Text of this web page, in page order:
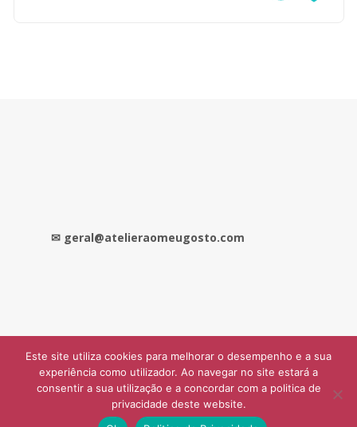
✉ geral@atelieraomeugosto.com
© Atelier Ao Meu Gosto 2006-2023
Este site utiliza cookies para melhorar o desempenho e a sua
experiência como utilizador. Ao navegar no site estará a
consentir a sua utilização e a concordar com a politica de
privacidade deste website.